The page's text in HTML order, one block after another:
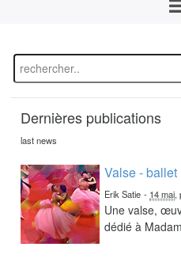
Dernières publications
last news
Valse - ballet
Erik Satie - 14 mai,
Une valse,
dédié à